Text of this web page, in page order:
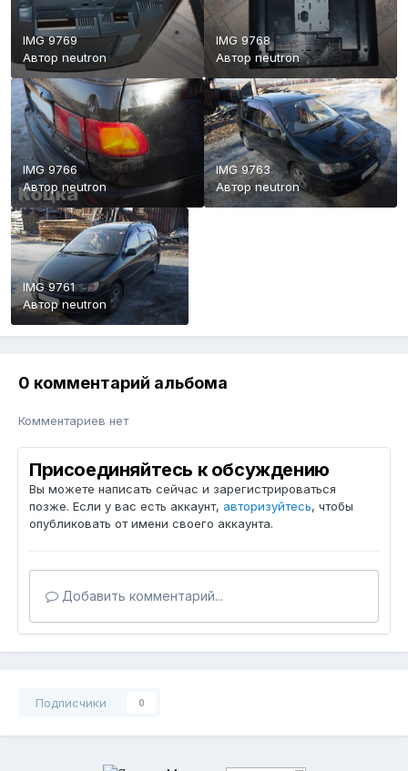
IMG 9769
Автор neutron
IMG 9768
Автор neutron
IMG 9766
Автор neutron
IMG 9763
Авторneutron
IMG 9761
Авторneutron
0 комментарий альбома
Комментариев нет
Присоединяйтесь к обсуждению
Вы можете написать сейчас и зарегистрироваться
позже. Если у вас есть аккаунт, авторизуйтесь, чтобы
опубликовать от имени своего аккаунта.
Добавить комментарий...
Подписчики 0